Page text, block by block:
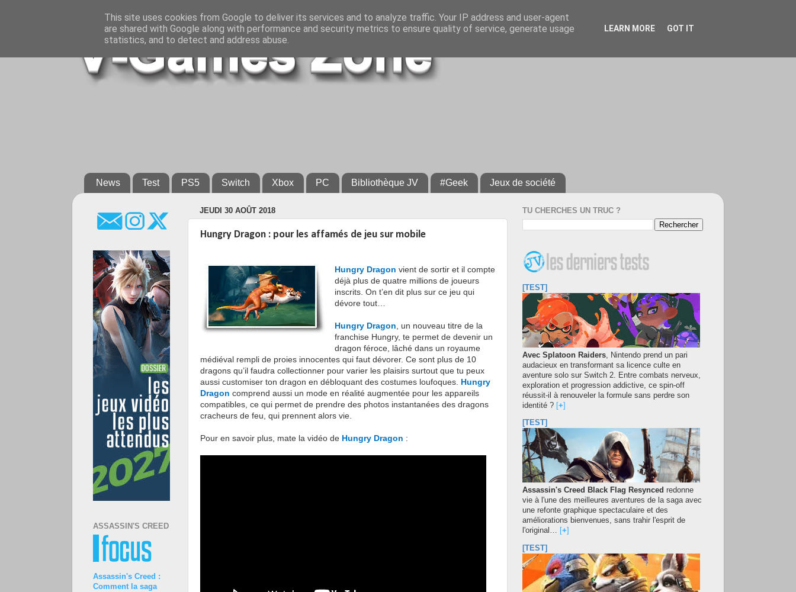
News Test PS5 Switch Xbox PC Bibliothèque JV #Geek Jeux de société
JEUDI 30 AOÛT 2018
Hungry Dragon : pour les affamés de jeu sur mobile
Hungry Dragon vient de sortir et il compte
déjà plus de quatre millions de joueurs
inscrits. On t’en dit plus sur ce jeu qui
dévore tout…
Hungry Dragon , un nouveau titre de la
franchise Hungry, te permet de devenir un
dragon féroce, lâché dans un royaume
médiéval rempli de proies innocentes qui faut dévorer. Ce sont plus de 10
dragons qu’il faudra collectionner pour varier les plaisirs surtout que tu peux
aussi customiser ton dragon en débloquant des costumes loufoques. Hungry
Dragon comprend aussi un mode en réalité augmentée pour les appareils
compatibles, ce qui permet de prendre des photos instantanées des dragons
cracheurs de feu, qui prennent alors vie.
Pour en savoir plus, mate la vidéo de Hungry Dragon :
ASSASSIN'S CREED
Assassin's Creed :
Comment la saga
TU CHERCHES UN TRUC ?
[TEST]
Avec Splatoon Raiders, Nintendo prend un pari
audacieux en transformant sa licence culte en
aventure solo sur Switch 2. Entre combats nerveux,
exploration et progression addictive, ce spin-off
réussit-il à renouveler la formule sans perdre son
identité ? [+]
[TEST]
Assassin's Creed Black Flag Resynced redonne
vie à l'une des meilleures aventures de la saga avec
une refonte graphique spectaculaire et des
améliorations bienvenues, sans trahir l'esprit de
l'original…
+
[TEST]
This site uses cookies from Google to deliver its services and to analyze traffic. Your IP address and user-agent
are shared with Google along with performance and security metrics to ensure quality of service, generate usage
statistics, and to detect and address abuse.
LEARN MORE GOT IT